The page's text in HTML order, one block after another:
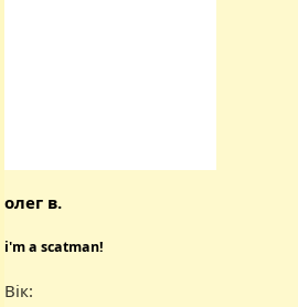
олег в.
i'm a scatman!
Вік